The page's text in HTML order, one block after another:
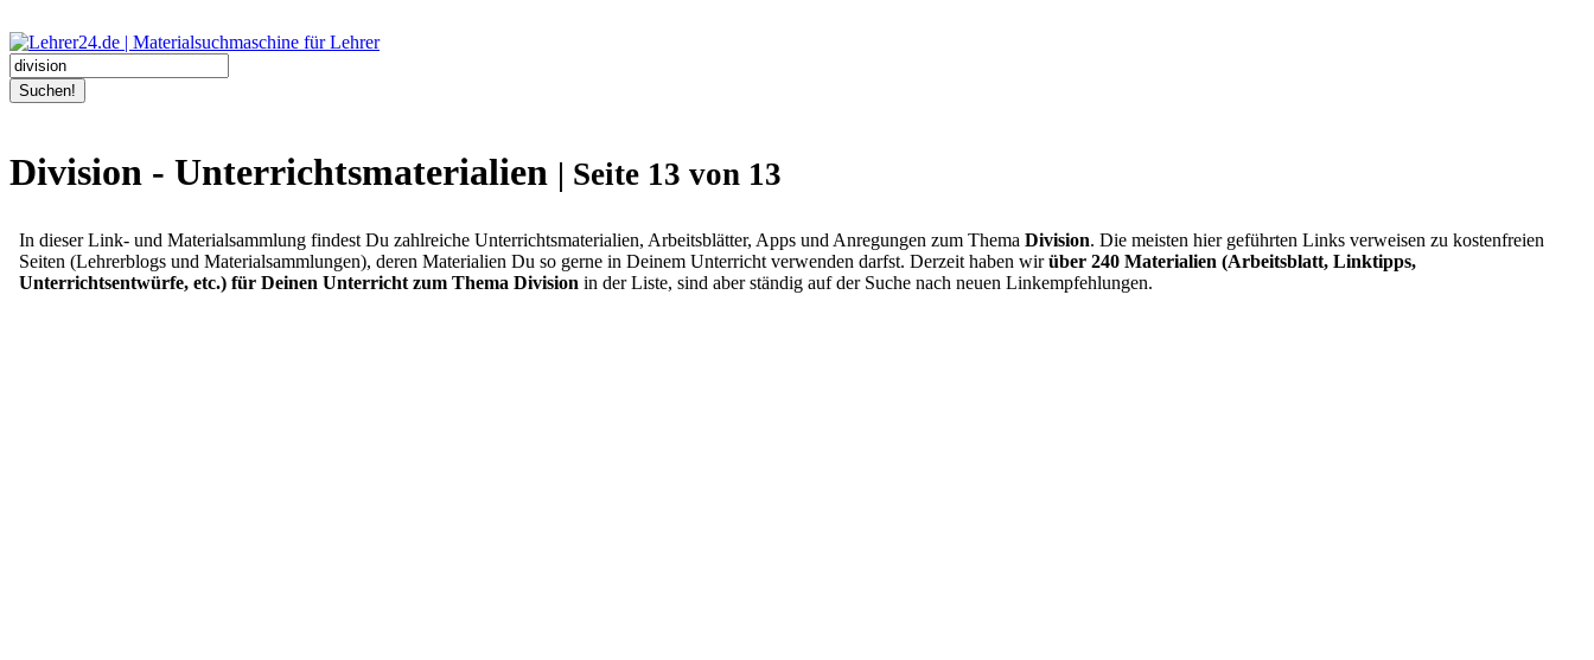
Suchen!
Division - Unterrichtsmaterialien | Seite 13 von 13
In dieser Link- und Materialsammlung findest Du zahlreiche Unterrichtsmaterialien, Arbeitsblätter, Apps und Anregungen zum Thema Division. Die meisten hier geführten Links verweisen zu kostenfreien
Seiten (Lehrerblogs und Materialsammlungen), deren Materialien Du so gerne in Deinem Unterricht verwenden darfst. Derzeit haben wirüber 240 Materialien (Arbeitsblatt, Linktipps,
Unterrichtsentwürfe, etc.) für Deinen Unterricht zum Thema Division in der Liste, sind aber ständig auf der Suche nach neuen Linkempfehlungen.